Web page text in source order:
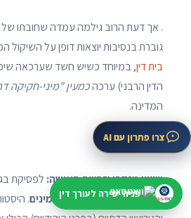
. אך דעת הרוב גילמה עמדה שחובתו
גוברת בנסיבות יוצאות דופן על השיקול
בית דין, במיוחד כשיש חשד שערכאה
הדין הרבני) ערכהכמעין "מיני-חקיקה
המדינה.
שוויון מגדרי וזכויות האישה: לפסיקת
חוקתית מבחינת שוויון בין המינים.
צרו פתרון עם AI
פניה ישירה לעורך דין